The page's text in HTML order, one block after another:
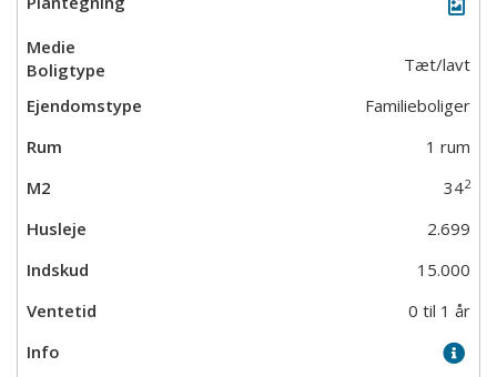
Tæt/lavt
Familieboliger
1 rum
342
2.699
15.000
0 til 1 år